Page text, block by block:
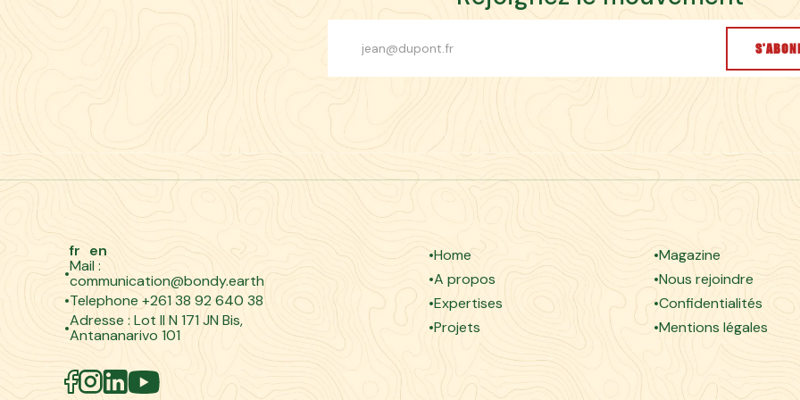
fr en
Mail :
communication@bondy.earth
Telephone +261 38 92 640 38
Adresse : Lot II N 171 JN Bis,
Antananarivo 101
Home
A propos
Expertises
Projets
Magazine
Nous rejoindre
Confidentialités
Mentions légales